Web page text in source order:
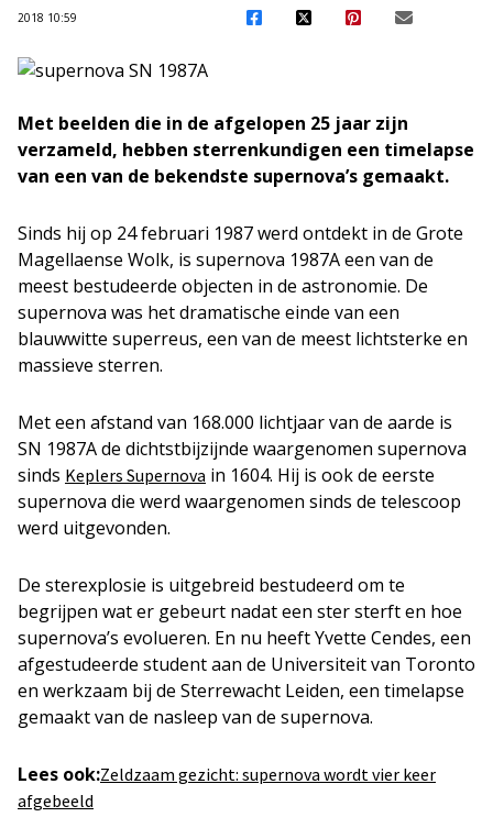
2018 10:59
Met beelden die in de afgelopen 25 jaar zijn
verzameld, hebben sterrenkundigen een timelapse
van een van de bekendste supernova’s gemaakt.
Sinds hij op 24 februari 1987 werd ontdekt in de Grote
Magellaense Wolk, is supernova 1987A een van de
meest bestudeerde objecten in de astronomie. De
supernova was het dramatische einde van een
blauwwitte superreus, een van de meest lichtsterke en
massieve sterren.
Met een afstand van 168.000 lichtjaar van de aarde is
SN 1987A de dichtstbijzijnde waargenomen supernova
sinds Keplers Supernova in 1604. Hij is ook de eerste
supernova die werd waargenomen sinds de telescoop
werd uitgevonden.
De sterexplosie is uitgebreid bestudeerd om te
begrijpen wat er gebeurt nadat een ster sterft en hoe
supernova’s evolueren. En nu heeft Yvette Cendes, een
afgestudeerde student aan de Universiteit van Toronto
en werkzaam bij de Sterrewacht Leiden, een timelapse
gemaakt van de nasleep van de supernova.
Lees ook:Zeldzaam gezicht: supernova wordt vier keer
afgebeeld